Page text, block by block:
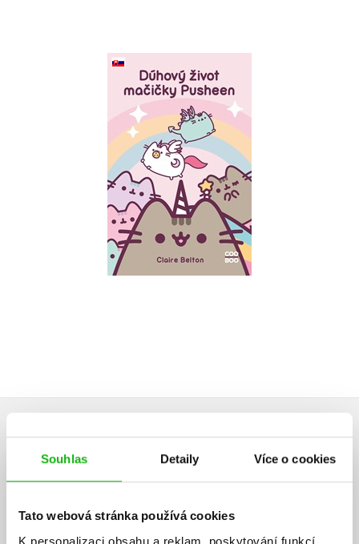
Souhlas Detaily Více o cookies
Tato webová stránka používá cookies
K personalizaci obsahu a reklam, poskytování funkcí
Dúhový život
mačičky Pusheen
(slovensky)
Claire Belton
Do košíku
223 Kč
HODNOCENÍ ČTENÁŘŮ
Vaše hodnocení